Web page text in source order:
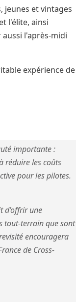
jeunes et vintages
l'élite, ainsi
l'après-midi
expérience de
importante :
réduire les coûts
pour les pilotes.
d’offrir une
tout-terrain que sont
encouragera
de Cross-